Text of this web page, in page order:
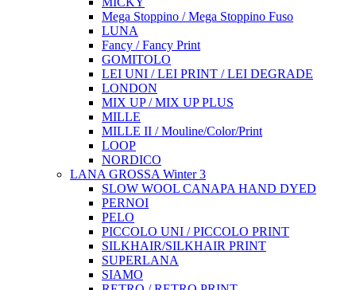
Mega Stoppino / Mega Stoppino Fuso
LUNA
Fancy / Fancy Print
GOMITOLO
LEI UNI / LEI PRINT / LEI DEGRADE
LONDON
MIX UP / MIX UP PLUS
MILLE
MILLE II / Mouline/Color/Print
LOOP
NORDICO
LANA GROSSA Winter 3
SLOW WOOL CANAPA HAND DYED
PERNOI
PELO
PICCOLO UNI / PICCOLO PRINT
SILKHAIR/SILKHAIR PRINT
SUPERLANA
SIAMO